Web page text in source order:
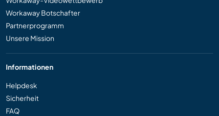
Workaway Botschafter
Partnerprogramm
Unsere Mission
Informationen
Helpdesk
Sicherheit
FAQ